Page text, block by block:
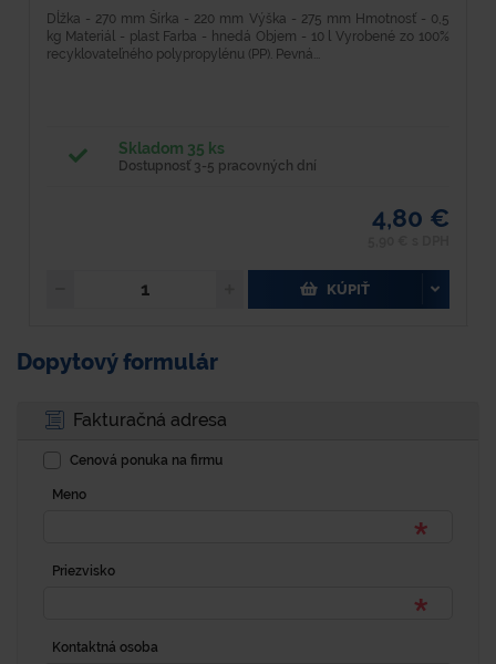
Dĺžka - 270 mm Šírka - 220 mm Výška - 275 mm Hmotnosť - 0,5
kg Materiál - plast Farba - hnedá Objem - 10 l Vyrobené zo 100%
recyklovateľného polypropylénu (PP). Pevná...
Skladom 35 ks
Dostupnosť 3-5 pracovných dní
4,80 €
KÚPIŤ
Dopytový formulár
Fakturačná adresa
Cenová ponuka na firmu
Meno
Priezvisko
Kontaktná osoba